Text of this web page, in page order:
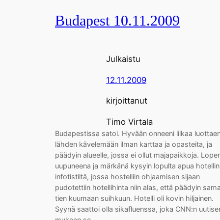
Budapest 10.11.2009
Julkaistu
12.11.2009
kirjoittanut
Timo Virtala
Budapestissa satoi. Hyvään onneeni liikaa
lähden kävelemään ilman karttaa ja opasteita, ja
päädyin alueelle, jossa ei ollut majapaikkoja.
uupuneena ja märkänä kysyin lopulta apua hotellin
infotistiltä, jossa hostelliin ohjaamisen sijaan
pudotettiin hotellihinta niin alas, että päädyin
tien kuumaan suihkuun. Hotelli oli kovin hiljainen.
Syynä saattoi olla sikafluenssa, joka CNN:n